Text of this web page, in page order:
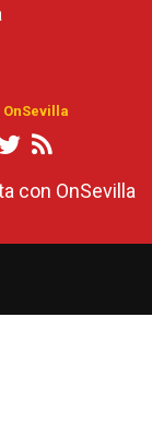
OnSevilla
con OnSevilla